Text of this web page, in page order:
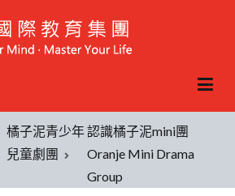
橘子泥青少年
兒童劇團
認識橘子泥mini團
Oranje Mini Drama
Group